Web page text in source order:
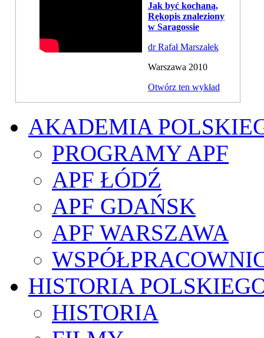
Jak być kochaną,
Rękopis znaleziony
w Saragossie
dr Rafał Marszałek
Warszawa 2010
Otwórz ten wykład
AKADEMIA
PROGRAMY APF
APF ŁÓDŹ
APF GDAŃSK
APF WARSZAWA
HISTORIA
HISTORIA